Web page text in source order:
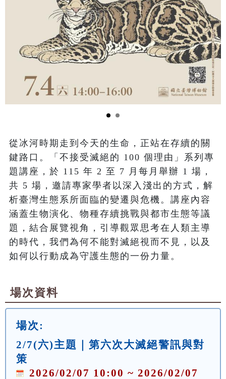
從冰河時期走到今天的生命，正站在存續的關
鍵路口。「不接受滅絕的 100 個理由」系列專
題講座，於 115 年 2 至 7 月每月舉辦 1 場，
共 5 場，邀請專家學者以深入淺出的方式，解
析臺灣生態系所面臨的變遷與危機。講座內容
涵蓋生物演化、物種存續挑戰與都市生態等議
題，結合展覽視角，引導觀眾思考在人類主導
的時代，我們為何不能對滅絕視而不見，以及
如何以行動成為守護生態的一份力量。
場次資料
場次:
2/7(六)主題｜第六次大滅絕警訊與對
策
2026/02/07 10:00 ~ 2026/02/07